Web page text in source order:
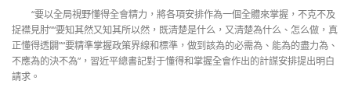
“要以全局視野懂得全會精力，將各項安排作為一個全體來掌握，不克不及
捉襟見肘”“要知其然又知其所以然，既清楚是什么，又清楚為什么、怎么做，真
正懂得透闢”“要精準掌握政策界線和標準，做到該為的必需為、能為的盡力為、
不應為的決不為”，習近平總書記對于懂得和掌握全會作出的計謀安排提出明白
請求。